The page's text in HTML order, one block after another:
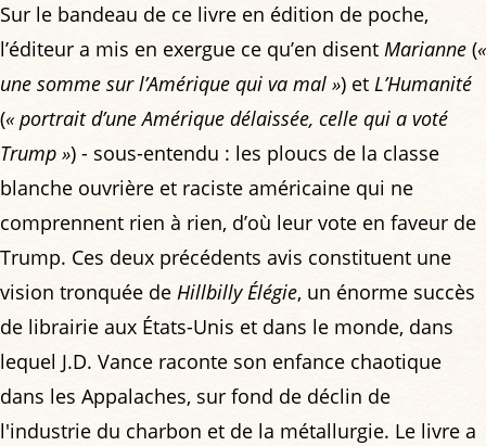
Sur le bandeau de ce livre en édition de poche,
l’éditeur a mis en exergue ce qu’en disent Marianne («
une somme sur l’Amérique qui va mal ») et L’Humanité
(« portrait d’une Amérique délaissée, celle qui a voté
Trump ») - sous-entendu : les ploucs de la classe
blanche ouvrière et raciste américaine qui ne
comprennent rien à rien, d’où leur vote en faveur de
Trump. Ces deux précédents avis constituent une
vision tronquée de Hillbilly Élégie, un énorme succès
de librairie aux États-Unis et dans le monde, dans
lequel J.D. Vance raconte son enfance chaotique
dans les Appalaches, sur fond de déclin de
l'industrie du charbon et de la métallurgie. Le livre a